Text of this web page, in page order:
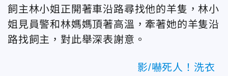
飼主林小姐正開著車沿路尋找他的羊隻，林小
姐見員警和林媽媽頂著高溫，牽著她的羊隻沿
路找飼主，對此舉深表謝意。
影/嚇死人！洗衣